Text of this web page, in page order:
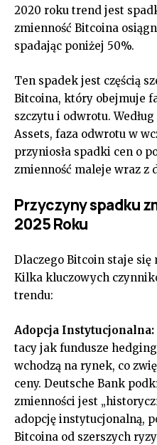
2020 roku trend jest
zmienność Bitcoina
spadając poniżej 50%.
Ten spadek jest częścią
Bitcoina, który obejmuje
szczytu i odwrotu.
Assets, faza odwrotu w
przyniosła spadki cen o
zmienność maleje wraz z
Przyczyny spadku
2025 Roku
Dlaczego Bitcoin staje
Kilka kluczowych
trendu:
Adopcja Instytucjonalna:
tacy jak fundusze
wchodzą na rynek, co
ceny. Deutsche Bank
zmienności jest
adopcję instytucjonalną,
Bitcoina od szerszych